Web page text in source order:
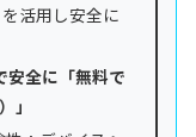
活用し安全に
安全に「無料で
」